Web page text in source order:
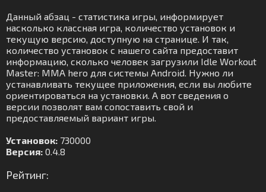
Данный абзац - статистика игры, информирует
насколько классная игра, количество установок и
текущую версию, доступную на странице. И так,
количество установок с нашего сайта предоставит
информацию, сколько человек загрузили Idle Workout
Master: MMA hero для системы Android. Нужно ли
устанавливать текущее приложения, если вы любите
ориентироваться на установки. А вот сведения о
версии позволят вам сопоставить свой и
предоставляемый вариант игры.
Установок: 730000
Версия: 0.4.8
Рейтинг: